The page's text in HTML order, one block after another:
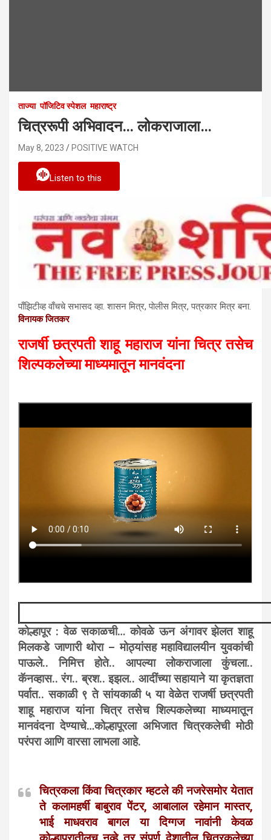
ताज्या पॉजिटिव स्पेशल महाराष्ट्र
चित्ररूपी अभिवादन… लोकराजाला…
May 8, 2023 POSITIVE WATCH
Listen to this
पाँझिटीव्ह वाँचचे सभासद व्हा. शासन मित्र, पाेलीस मित्र, पत्रकार मित्र बना.
विनायक जितकर
राजर्षी छत्रपती शाहू महाराज यांना चित्र तसेच
शिल्पकलेच्या माध्यमातून मानवंदना
कोल्हापूर : वेळ सकाळची… कोवळे ऊन अंगावर झेलत शाहू
मिलकडे जाणारी थोरा – मोठ्यांसह महाविद्यालयीन युवकांची
पाऊले.. निमित्त होते.. आपल्या लोकराजाला कुंचला..
कॅनव्हास.. रंग.. ब्रश.. इझल.. आदींच्या सहायाने या कृतज्ञता
पर्वात.. सकाळी ९ ते सांयकाळी ५ या वेळेत राजर्षी छत्रपती
शाहू महाराज यांना चित्र तसेच शिल्पकलेच्या माध्यमातून
मानवंदना देण्याचे…कोल्हापूरला अभिजात चित्रकलेची मोठी
परंपरा आणि वारसा लाभला आहे.
चित्रकला किंवा चित्रकार म्हटले की नजरेसमोर येतात
ते कलामहर्षी बाबुराव पेंटर, आबालाल रहेमान मास्तर,
भाई माधवराव बागल या दिग्गज नावांनी केवळ